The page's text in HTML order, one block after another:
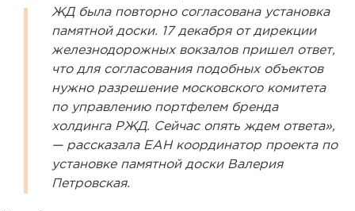
ЖД была повторно согласована установка
памятной доски. 17 декабря от дирекции
железнодорожных вокзалов пришел ответ,
что для согласования подобных объектов
нужно разрешение московского комитета
по управлению портфелем бренда
холдинга РЖД. Сейчас опять ждем ответа»,
— рассказала ЕАН координатор проекта по
установке памятной доски Валерия
Петровская.